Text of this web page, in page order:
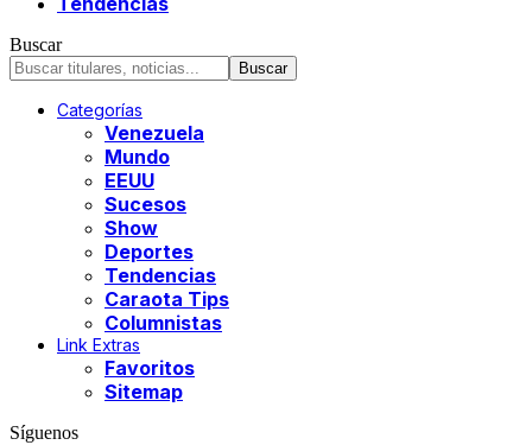
Buscar
Categorías
Venezuela
Mundo
EEUU
Sucesos
Show
Deportes
Tendencias
Caraota Tips
Columnistas
Link Extras
Favoritos
Sitemap
Síguenos